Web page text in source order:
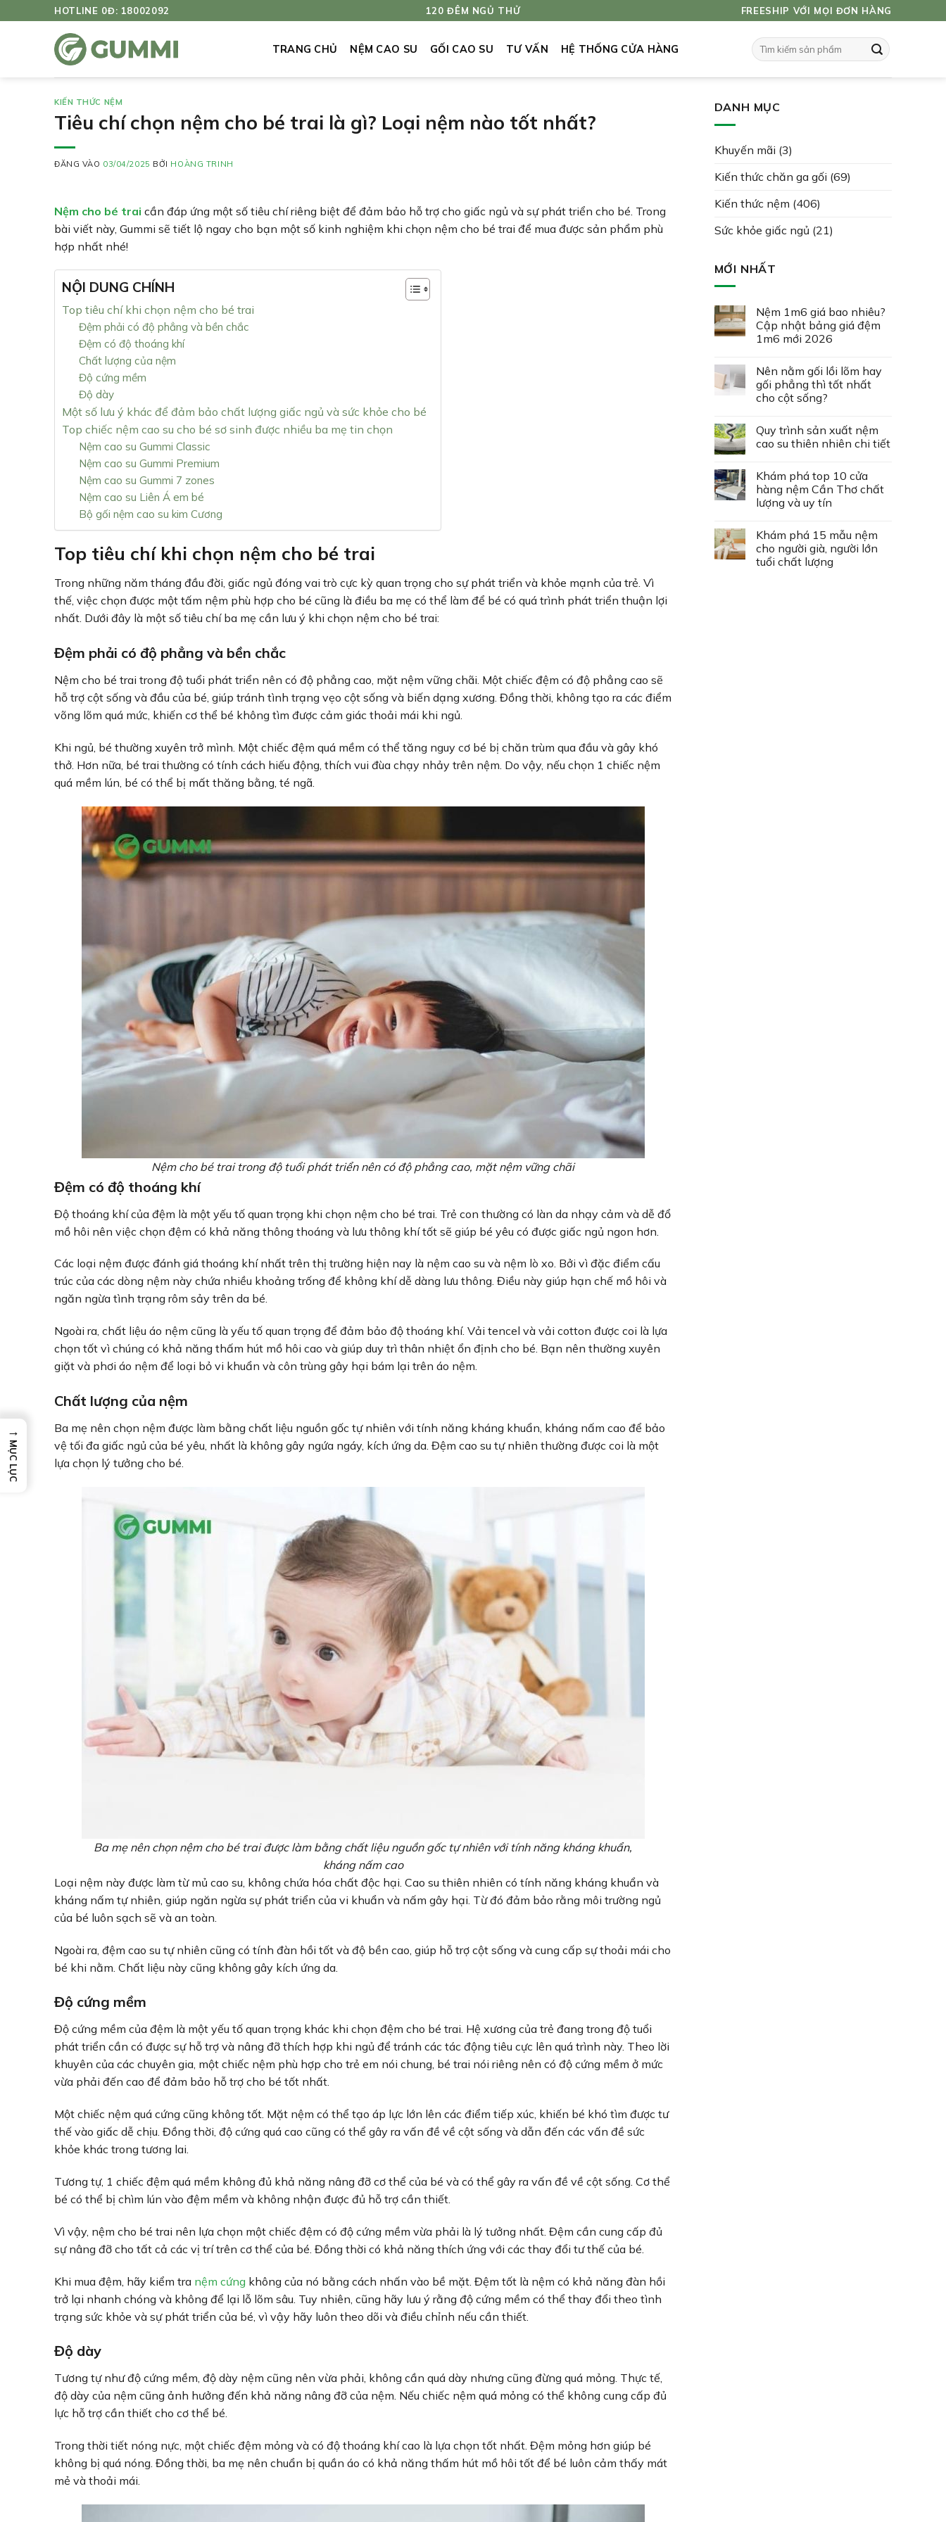
qua
HOTLINE 0Đ: 18002092 120 ĐÊM NGỦ THỬ FREESHIP VỚI MỌI ĐƠN HÀNG
TRANG CHỦ NỆM CAO SU GỐI CAO SU TƯ VẤN HỆ THỐNG CỬA HÀNG
Tìm
kiếm:
KIẾN THỨC NỆM
Tiêu chí chọn nệm cho bé trai là gì? Loại nệm nào tốt nhất?
ĐĂNG VÀO 03/04/2025 BỞI HOÀNG TRINH
Nệm cho bé trai cần đáp ứng một số tiêu chí riêng biệt để đảm bảo hỗ trợ cho giấc ngủ và sự phát triển cho bé. Trong
bài viết này, Gummi sẽ tiết lộ ngay cho bạn một số kinh nghiệm khi chọn nệm cho bé trai để mua được sản phẩm phù
hợp nhất nhé!
NỘI DUNG CHÍNH
Top tiêu chí khi chọn nệm cho bé trai
Đệm phải có độ phẳng và bền chắc
Đệm có độ thoáng khí
Chất lượng của nệm
Độ cứng mềm
Độ dày
Một số lưu ý khác để đảm bảo chất lượng giấc ngủ và sức khỏe cho bé
Top chiếc nệm cao su cho bé sơ sinh được nhiều ba mẹ tin chọn
Nệm cao su Gummi Classic
Nệm cao su Gummi Premium
Nệm cao su Gummi 7 zones
Nệm cao su Liên Á em bé
Bộ gối nệm cao su kim Cương
Top tiêu chí khi chọn nệm cho bé trai
Trong những năm tháng đầu đời, giấc ngủ đóng vai trò cực kỳ quan trọng cho sự phát triển và khỏe mạnh của trẻ. Vì
thế, việc chọn được một tấm nệm phù hợp cho bé cũng là điều ba mẹ có thể làm để bé có quá trình phát triển thuận lợi
nhất. Dưới đây là một số tiêu chí ba mẹ cần lưu ý khi chọn nệm cho bé trai:
Đệm phải có độ phẳng và bền chắc
Nệm cho bé trai trong độ tuổi phát triển nên có độ phẳng cao, mặt nệm vững chãi. Một chiếc đệm có độ phẳng cao sẽ
hỗ trợ cột sống và đầu của bé, giúp tránh tình trạng vẹo cột sống và biến dạng xương. Đồng thời, không tạo ra các điểm
võng lõm quá mức, khiến cơ thể bé không tìm được cảm giác thoải mái khi ngủ.
Khi ngủ, bé thường xuyên trở mình. Một chiếc đệm quá mềm có thể tăng nguy cơ bé bị chăn trùm qua đầu và gây khó
thở. Hơn nữa, bé trai thường có tính cách hiếu động, thích vui đùa chạy nhảy trên nệm. Do vậy, nếu chọn 1 chiếc nệm
quá mềm lún, bé có thể bị mất thăng bằng, té ngã.
Nệm cho bé trai trong độ tuổi phát triển nên có độ phẳng cao, mặt nệm vững chãi
Đệm có độ thoáng khí
Độ thoáng khí của đệm là một yếu tố quan trọng khi chọn nệm cho bé trai. Trẻ con thường có làn da nhạy cảm và dễ đổ
mồ hôi nên việc chọn đệm có khả năng thông thoáng và lưu thông khí tốt sẽ giúp bé yêu có được giấc ngủ ngon hơn.
Các loại nệm được đánh giá thoáng khí nhất trên thị trường hiện nay là nệm cao su và nệm lò xo. Bởi vì đặc điểm cấu
trúc của các dòng nệm này chứa nhiều khoảng trống để không khí dễ dàng lưu thông. Điều này giúp hạn chế mồ hôi và
ngăn ngừa tình trạng rôm sảy trên da bé.
Ngoài ra, chất liệu áo nệm cũng là yếu tố quan trọng để đảm bảo độ thoáng khí. Vải tencel và vải cotton được coi là lựa
chọn tốt vì chúng có khả năng thấm hút mồ hôi cao và giúp duy trì thân nhiệt ổn định cho bé. Bạn nên thường xuyên
giặt và phơi áo nệm để loại bỏ vi khuẩn và côn trùng gây hại bám lại trên áo nệm.
Chất lượng của nệm
Ba mẹ nên chọn nệm được làm bằng chất liệu nguồn gốc tự nhiên với tính năng kháng khuẩn, kháng nấm cao để bảo
vệ tối đa giấc ngủ của bé yêu, nhất là không gây ngứa ngáy, kích ứng da. Đệm cao su tự nhiên thường được coi là một
lựa chọn lý tưởng cho bé.
Ba mẹ nên chọn nệm cho bé trai được làm bằng chất liệu nguồn gốc tự nhiên với tính năng kháng khuẩn,
kháng nấm cao
Loại nệm này được làm từ mủ cao su, không chứa hóa chất độc hại. Cao su thiên nhiên có tính năng kháng khuẩn và
kháng nấm tự nhiên, giúp ngăn ngừa sự phát triển của vi khuẩn và nấm gây hại. Từ đó đảm bảo rằng môi trường ngủ
của bé luôn sạch sẽ và an toàn.
Ngoài ra, đệm cao su tự nhiên cũng có tính đàn hồi tốt và độ bền cao, giúp hỗ trợ cột sống và cung cấp sự thoải mái cho
bé khi nằm. Chất liệu này cũng không gây kích ứng da.
Độ cứng mềm
Độ cứng mềm của đệm là một yếu tố quan trọng khác khi chọn đệm cho bé trai. Hệ xương của trẻ đang trong độ tuổi
phát triển cần có được sự hỗ trợ và nâng đỡ thích hợp khi ngủ để tránh các tác động tiêu cực lên quá trình này. Theo lời
khuyên của các chuyên gia, một chiếc nệm phù hợp cho trẻ em nói chung, bé trai nói riêng nên có độ cứng mềm ở mức
vừa phải đến cao để đảm bảo hỗ trợ cho bé tốt nhất.
Một chiếc nệm quá cứng cũng không tốt. Mặt nệm có thể tạo áp lực lớn lên các điểm tiếp xúc, khiến bé khó tìm được tư
thế vào giấc dễ chịu. Đồng thời, độ cứng quá cao cũng có thể gây ra vấn đề về cột sống và dẫn đến các vấn đề sức
khỏe khác trong tương lai.
Tương tự, 1 chiếc đệm quá mềm không đủ khả năng nâng đỡ cơ thể của bé và có thể gây ra vấn đề về cột sống. Cơ thể
bé có thể bị chìm lún vào đệm mềm và không nhận được đủ hỗ trợ cần thiết.
Vì vậy, nệm cho bé trai nên lựa chọn một chiếc đệm có độ cứng mềm vừa phải là lý tưởng nhất. Đệm cần cung cấp đủ
sự nâng đỡ cho tất cả các vị trí trên cơ thể của bé. Đồng thời có khả năng thích ứng với các thay đổi tư thế của bé.
Khi mua đệm, hãy kiểm tra nệm cứng không của nó bằng cách nhấn vào bề mặt. Đệm tốt là nệm có khả năng đàn hồi
trở lại nhanh chóng và không để lại lỗ lõm sâu. Tuy nhiên, cũng hãy lưu ý rằng độ cứng mềm có thể thay đổi theo tình
trạng sức khỏe và sự phát triển của bé, vì vậy hãy luôn theo dõi và điều chỉnh nếu cần thiết.
Độ dày
Tương tự như độ cứng mềm, độ dày nệm cũng nên vừa phải, không cần quá dày nhưng cũng đừng quá mỏng. Thực tế,
độ dày của nệm cũng ảnh hưởng đến khả năng nâng đỡ của nệm. Nếu chiếc nệm quá mỏng có thể không cung cấp đủ
lực hỗ trợ cần thiết cho cơ thể bé.
Trong thời tiết nóng nực, một chiếc đệm mỏng và có độ thoáng khí cao là lựa chọn tốt nhất. Đệm mỏng hơn giúp bé
không bị quá nóng. Đồng thời, ba mẹ nên chuẩn bị quần áo có khả năng thấm hút mồ hôi tốt để bé luôn cảm thấy mát
mẻ và thoải mái.
DANH MỤC
Khuyến mãi (3)
Kiến thức chăn ga gối (69)
Kiến thức nệm (406)
Sức khỏe giấc ngủ (21)
MỚI NHẤT
Nệm 1m6 giá bao nhiêu?
Cập nhật bảng giá đệm
1m6 mới 2026
Nên nằm gối lồi lõm hay
gối phẳng thì tốt nhất
cho cột sống?
Quy trình sản xuất nệm
cao su thiên nhiên chi tiết
Khám phá top 10 cửa
hàng nệm Cần Thơ chất
lượng và uy tín
Khám phá 15 mẫu nệm
cho người già, người lớn
tuổi chất lượng
→
MỤC LỤC